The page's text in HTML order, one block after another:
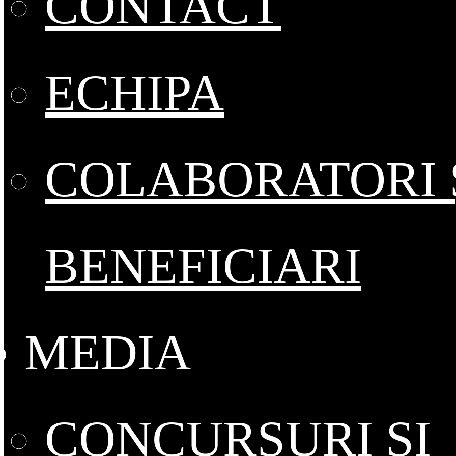
ECHIPA
COLABORATORI
BENEFICIARI
MEDIA
CONCURSURI ȘI